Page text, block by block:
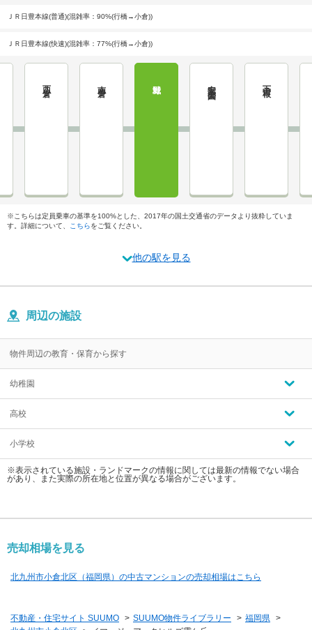
ＪＲ日豊本線(普通)(混雑率：90%(行橋→小倉))
ＪＲ日豊本線(快速)(混雑率：77%(行橋→小倉))
※こちらは定員乗車の基準を100%とした、2017年の国土交通省のデータより抜粋していま
す。詳細について、
こちらをご覧ください。
他の駅を見る
周辺の施設
物件周辺の教育・保育から探す
幼稚園
高校
小学校
※表示されている施設・ランドマークの情報に関しては最新の情報でない場合
があり、また実際の所在地と位置が異なる場合がございます。
売却相場を見る
北九州市小倉北区（福岡県）の中古マンションの売却相場はこちら
不動産・住宅サイト SUUMO > SUUMO物件ライブラリー > 福岡県 >